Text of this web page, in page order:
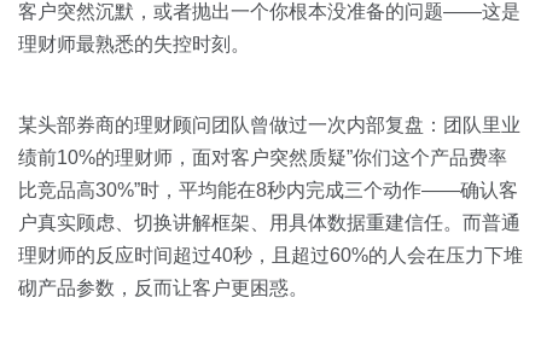
下载客户端
企业服务
教育
汽车
房地产
开放平台
资源中心
资源中心
关于我们
客户突然沉默，或者抛出一个你根本没准备的问题——这是
理财师最熟悉的失控时刻。
某头部券商的理财顾问团队曾做过一次内部复盘：团队里业
绩前10%的理财师，面对客户突然质疑”你们这个产品费率
比竞品高30%”时，平均能在8秒内完成三个动作——确认客
户真实顾虑、切换讲解框架、用具体数据重建信任。而普通
理财师的反应时间超过40秒，且超过60%的人会在压力下堆
砌产品参数，反而让客户更困惑。